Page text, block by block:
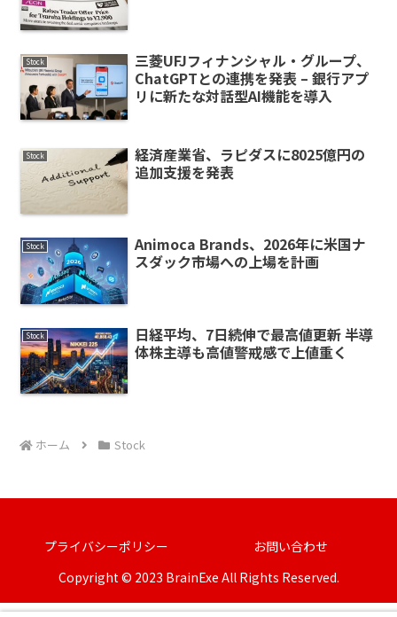
Stock
三菱UFJフィナンシャル・グループ、
ChatGPTとの連携を発表 – 銀行アプ
リに新たな対話型AI機能を導入
Stock
経済産業省、ラピダスに8025億円の
追加支援を発表
Stock
Animoca Brands、2026年に米国ナ
スダック市場への上場を計画
Stock
日経平均、7日続伸で最高値更新 半導
体株主導も高値警戒感で上値重く
ホーム Stock
プライバシーポリシー
お問い合わせ
Copyright © 2023 BrainExe All Rights Reserved.